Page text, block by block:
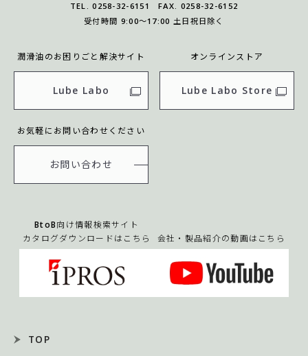
TEL. 0258-32-6151 FAX. 0258-32-6152
受付時間 9:00～17:00 土日祝日除く
潤滑油のお困りごと解決サイト
Lube Labo
オンラインストア
Lube Labo Store
お気軽にお問い合わせください
お問い合わせ
BtoB向け情報検索サイト
カタログダウンロードはこちら
会社・製品紹介の動画はこちら
TOP